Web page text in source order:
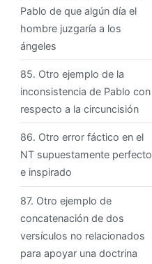
Pablo de que algún día el
hombre juzgaría a los
ángeles
85. Otro ejemplo de la
inconsistencia de Pablo con
respecto a la circuncisión
86. Otro error fáctico en el
NT supuestamente perfecto
e inspirado
87. Otro ejemplo de
concatenación de dos
versículos no relacionados
para apoyar una doctrina